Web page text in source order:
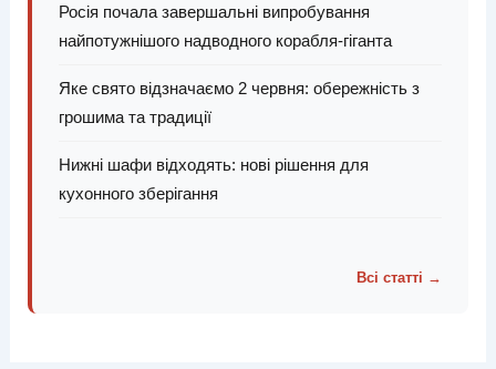
Росія почала завершальні випробування
найпотужнішого надводного корабля-гіганта
Яке свято відзначаємо 2 червня: обережність з
грошима та традиції
Нижні шафи відходять: нові рішення для
кухонного зберігання
Всі статті →